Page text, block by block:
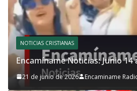
NOTICIAS CRISTIANAS
Encamíname Noticias: Junio 14
21 de junio de 2026 Encaminame